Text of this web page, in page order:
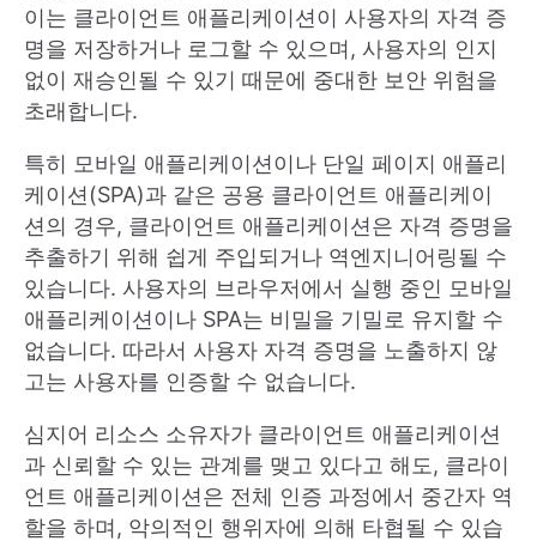
이는 클라이언트 애플리케이션이 사용자의 자격 증
명을 저장하거나 로그할 수 있으며, 사용자의 인지
없이 재승인될 수 있기 때문에 중대한 보안 위험을
초래합니다.
특히 모바일 애플리케이션이나 단일 페이지 애플리
케이션(SPA)과 같은 공용 클라이언트 애플리케이
션의 경우, 클라이언트 애플리케이션은 자격 증명을
추출하기 위해 쉽게 주입되거나 역엔지니어링될 수
있습니다. 사용자의 브라우저에서 실행 중인 모바일
애플리케이션이나 SPA는 비밀을 기밀로 유지할 수
없습니다. 따라서 사용자 자격 증명을 노출하지 않
고는 사용자를 인증할 수 없습니다.
심지어 리소스 소유자가 클라이언트 애플리케이션
과 신뢰할 수 있는 관계를 맺고 있다고 해도, 클라이
언트 애플리케이션은 전체 인증 과정에서 중간자 역
할을 하며, 악의적인 행위자에 의해 타협될 수 있습